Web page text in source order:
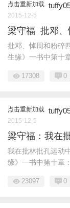
点击重新加载
2015-12-5
梁守福 批邓、
批邓、悼周和粉碎
生缘》一书中第十
17308 0
点击重新加载
2015-12-5
梁守福：我在
我在批林批孔运动
缘》一书中第十章
23097 0